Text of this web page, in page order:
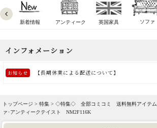
新着情報 アンティーク 英国家具 ソファ
トップページ > 特集 > ◇特集◇ 全部コミコミ 送料無料アイテム
ァ･アンティークテイスト NM2F116K